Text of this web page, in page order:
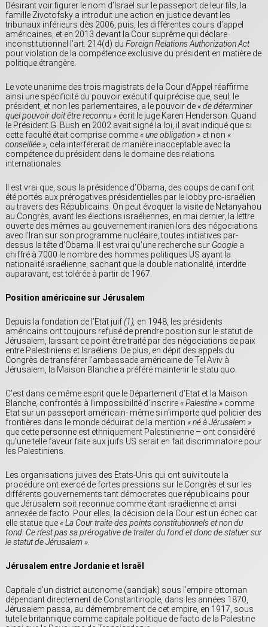
Désirant voir figurer le nom d’Israël sur le passeport de leur fils, la
famille Zivotofsky a introduit une action en justice devant les
tribunaux inférieurs dès 2006, puis, les différentes cours d’appel
américaines, et en 2013 devant la Cour suprême qui déclare
inconstitutionnel l’art. 214(d) du Foreign Relations AuthorizationAct
pour violation de la compétence exclusive du président en matière de
politique étrangère.
Le vote unanime des trois magistrats de la Cour d’Appel réaffirme
ainsi une spécificité du pouvoir exécutif qui précise que, seul, le
président, et non les parlementaires, a le pouvoir de« de déterminer
quel pouvoir doit être reconnu » écrit le juge Karen Henderson. Quand
le Président G. Bush en 2002 avait signé la loi, il avait indiqué que si
cette faculté était comprise comme« une obligation » et non «
conseillée », cela interférerait de manière inacceptable avec la
compétence du président dans le domaine des relations
internationales.
Il est vrai que, sous la présidence d’Obama, des coups de canif ont
été portés aux prérogatives présidentielles par le lobby pro-israélien
au travers des Républicains. On peut évoquer la visite de Netanyahou
au Congrès, avant les élections israéliennes, en mai dernier, la lettre
ouverte des mêmes au gouvernement iranien lors des négociations
avec l’Iran sur son programme nucléaire, toutes initiatives par-
dessus la tête d’Obama. Il est vrai qu’une recherche sur Google a
chiffré à 7000 le nombre des hommes politiques US ayant la
nationalité israélienne, sachant que la double nationalité, interdite
auparavant, est tolérée à partir de 1967.
Position américaine sur Jérusalem
Depuis la fondation de l’Etat juif(1), en 1948, les présidents
américains ont toujours refusé de prendre position sur le statut de
Jérusalem, laissant ce point être traité par des négociations de paix
entre Palestiniens et Israéliens. De plus, en dépit des appels du
Congrès de transférer l’ambassade américaine de Tel Aviv à
Jérusalem, la Maison Blanche a préféré maintenir le statu quo.
C’est dans ce même esprit que le Département d’Etat et la Maison
Blanche, confrontés à l’impossibilité d’inscrire« Palestine » comme
Etat sur un passeport américain- même si n’importe quel policier des
frontières dans le monde déduirait de la mention « né à Jérusalem »
que cette personne est ethniquement Palestinienne – ont considéré
qu’une telle faveur faite aux juifs US serait en fait discriminatoire pour
les Palestiniens.
Les organisations juives des Etats-Unis qui ont suivi toute la
procédure ont exercé de fortes pressions sur le Congrès et sur les
différents gouvernements tant démocrates que républicains pour
que Jérusalem soit reconnue comme étant israélienne et ainsi
annexée de facto. Pour elles, la décision de la Cour est un échec car
elle statue que« La Cour traite des points constitutionnels et non du
fond. Ce n’est pas sa prérogative de traiter du fond et donc de statuer sur
le statut de Jérusalem ».
Jérusalem entre Jordanie et Israël
Capitale d’un district autonome (sandjak) sous l’empire ottoman
dépendant directement de Constantinople, dans les années 1870,
Jérusalem passa, au démembrement de cet empire, en 1917, sous
tutelle britannique comme capitale politique de facto de la Palestine